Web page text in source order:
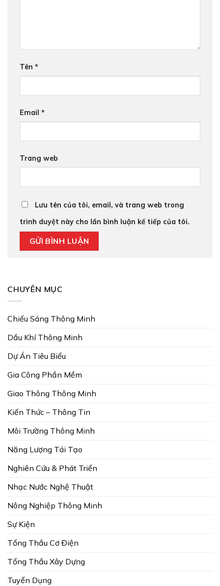
Tên *
Email *
Trang web
Lưu tên của tôi, email, và trang web trong
trình duyệt này cho lần bình luận kế tiếp của tôi.
CHUYÊN MỤC
Chiếu Sáng Thông Minh
Dầu Khí Thông Minh
Dự Án Tiêu Biểu
Gia Công Phần Mềm
Giao Thông Thông Minh
Kiến Thức – Thông Tin
Môi Trường Thông Minh
Năng Lượng Tái Tạo
Nghiên Cứu & Phát Triển
Nhạc Nước Nghệ Thuật
Nông Nghiệp Thông Minh
Sự Kiện
Tổng Thầu Cơ Điện
Tổng Thầu Xây Dựng
Tuyển Dụng